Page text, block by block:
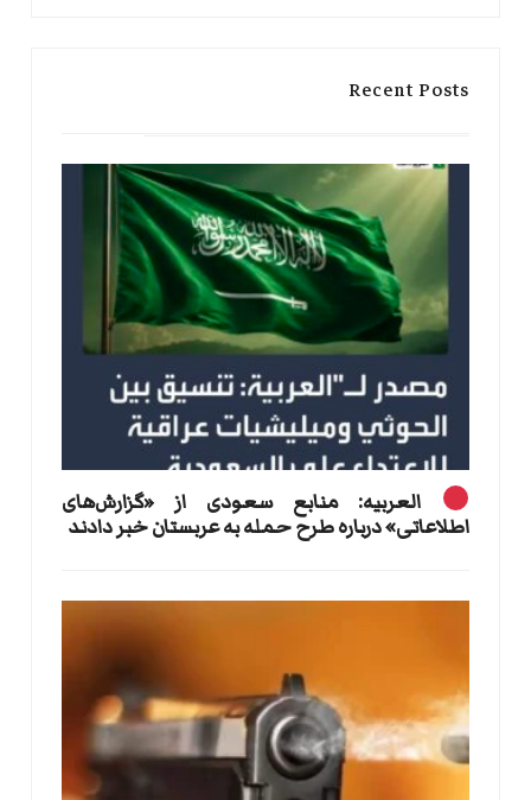
Recent Posts
العربیه: منابع سعودی از «گزارش‌های
اطلاعاتی» درباره طرح حمله به عربستان خبر دادند